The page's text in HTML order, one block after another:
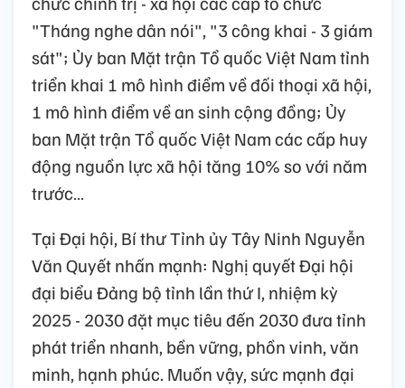
"Tháng nghe dân nói", "3 công khai - 3 giám
sát"; Ủy ban Mặt trận Tổ quốc Việt Nam tỉnh
triển khai 1 mô hình điểm về đối thoại xã hội,
1 mô hình điểm về an sinh cộng đồng; Ủy
ban Mặt trận Tổ quốc Việt Nam các cấp huy
động nguồn lực xã hội tăng 10% so với năm
trước…
Tại Đại hội, Bí thư Tỉnh ủy Tây Ninh Nguyễn
Văn Quyết nhấn mạnh: Nghị quyết Đại hội
đại biểu Đảng bộ tỉnh lần thứ I, nhiệm kỳ
2025 - 2030 đặt mục tiêu đến 2030 đưa tỉnh
phát triển nhanh, bền vững, phồn vinh, văn
minh, hạnh phúc. Muốn vậy, sức mạnh đại